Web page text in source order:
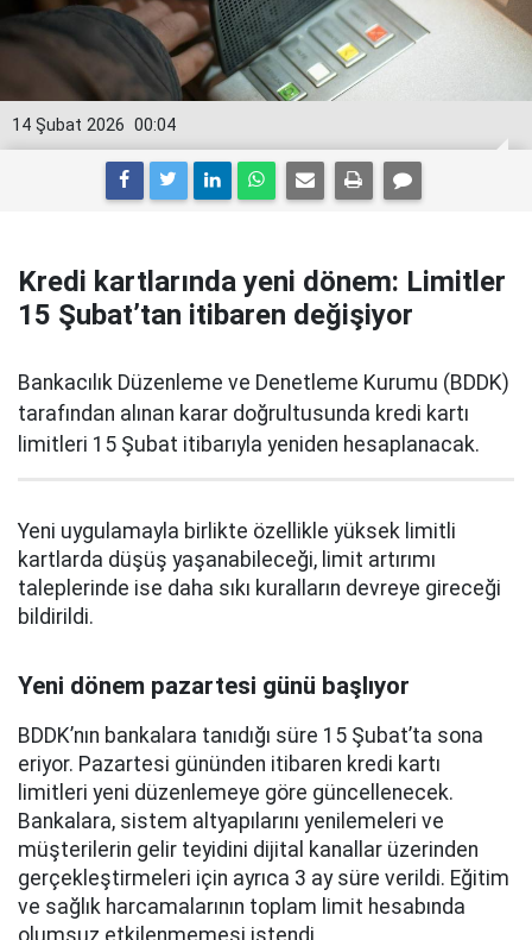
00:04
14 Şubat 2026
Kredi kartlarında yeni dönem: Limitler
15 Şubat’tan itibaren değişiyor
Bankacılık Düzenleme ve Denetleme Kurumu (BDDK)
tarafından alınan karar doğrultusunda kredi kartı
limitleri 15 Şubat itibarıyla yeniden hesaplanacak.
Yeni uygulamayla birlikte özellikle yüksek limitli
kartlarda düşüş yaşanabileceği, limit artırımı
taleplerinde ise daha sıkı kuralların devreye gireceği
bildirildi.
Yeni dönem pazartesi günü başlıyor
BDDK’nın bankalara tanıdığı süre 15 Şubat’ta sona
eriyor. Pazartesi gününden itibaren kredi kartı
limitleri yeni düzenlemeye göre güncellenecek.
Bankalara, sistem altyapılarını yenilemeleri ve
müşterilerin gelir teyidini dijital kanallar üzerinden
gerçekleştirmeleri için ayrıca 3 ay süre verildi. Eğitim
ve sağlık harcamalarının toplam limit hesabında
olumsuz etkilenmemesi istendi.